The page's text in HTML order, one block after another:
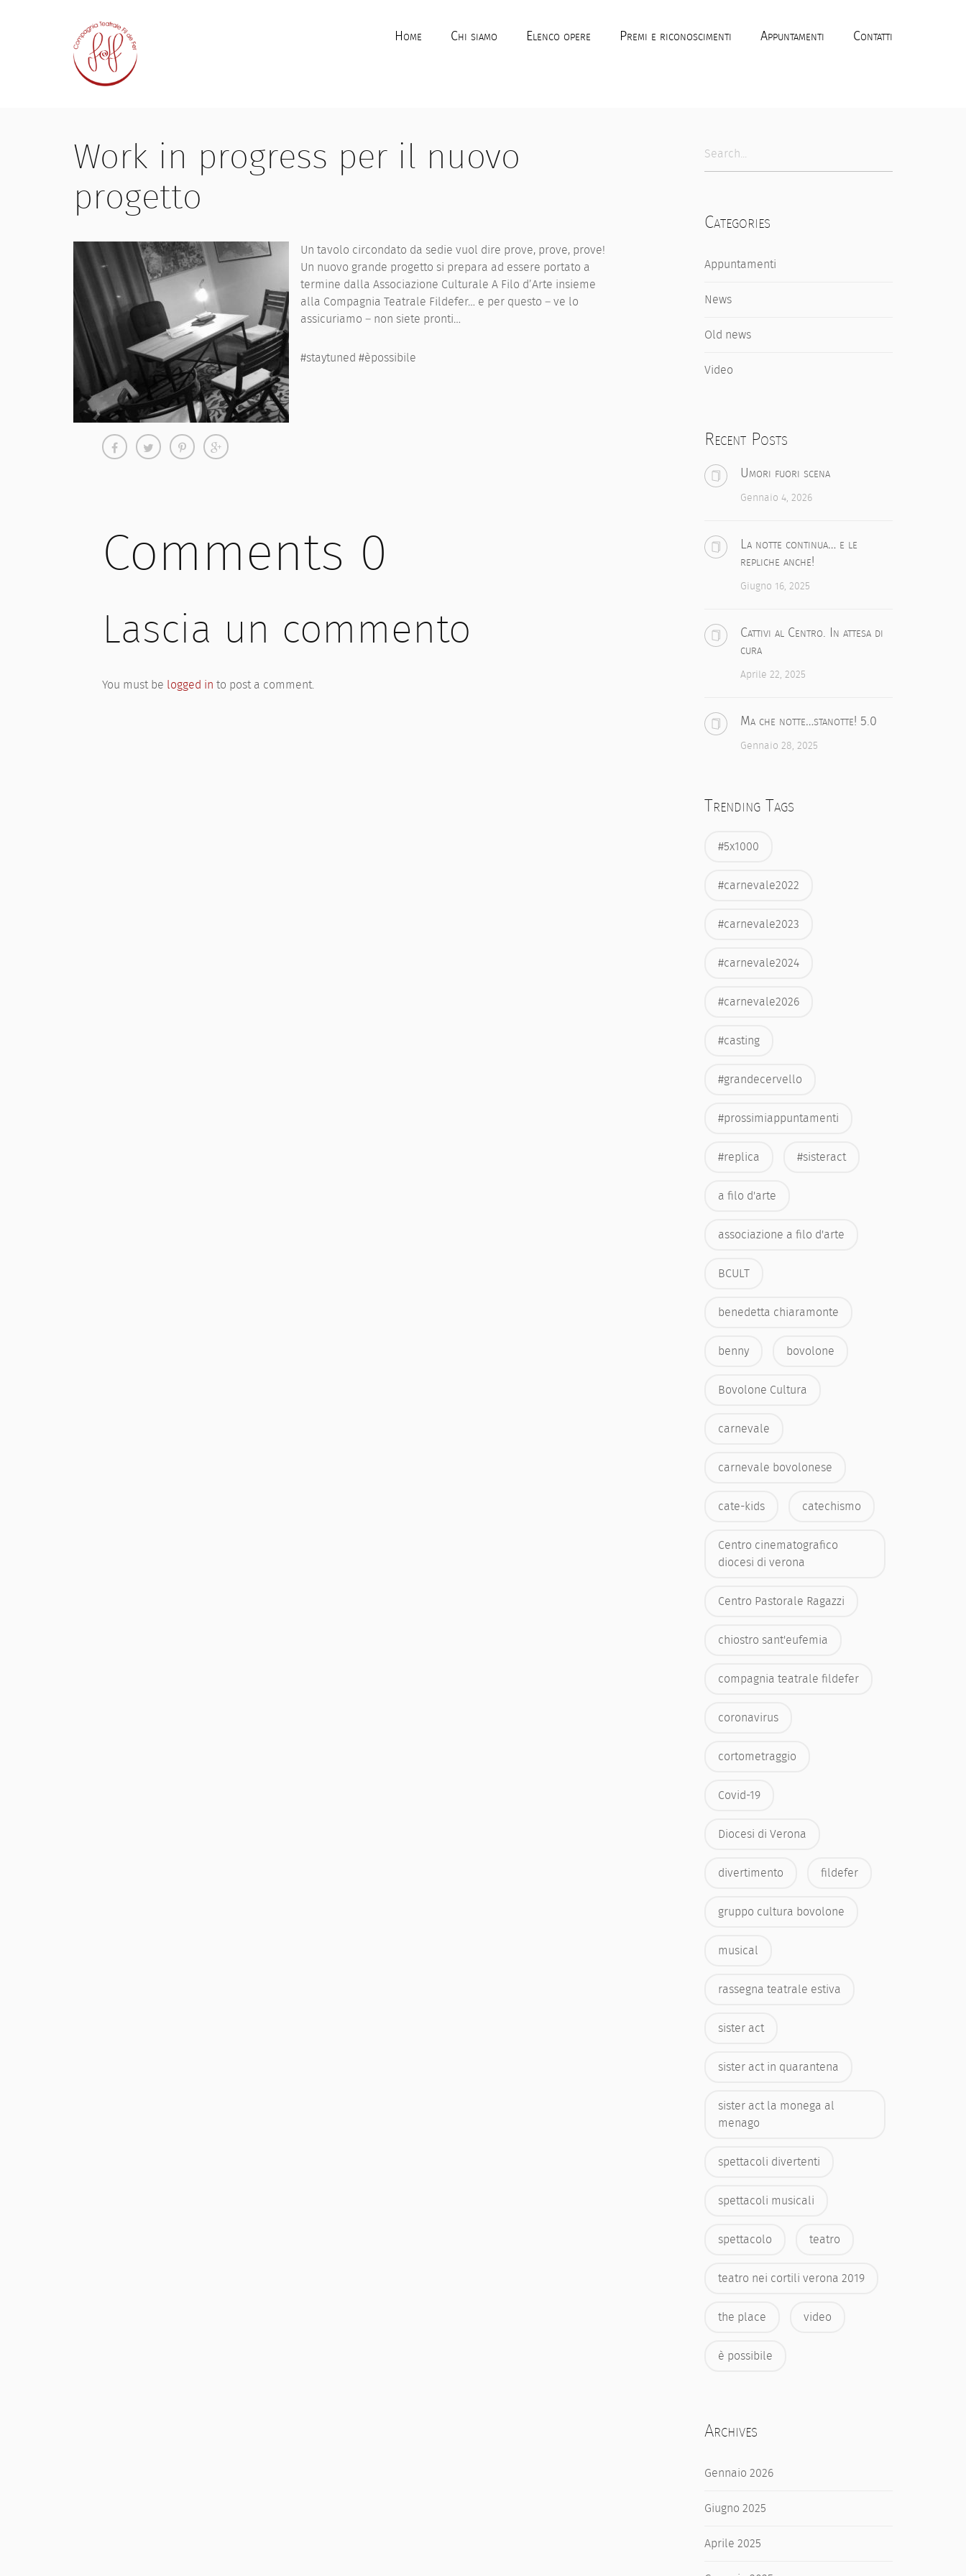
Home Chi siamo Elenco opere Premi e riconoscimenti Appuntamenti Contatti
Work in progress per il nuovo
progetto
Un tavolo circondato da sedie vuol dire prove, prove, prove!
Un nuovo grande progetto si prepara ad essere portato a
termine dalla Associazione Culturale A Filo d’Arte insieme
alla Compagnia Teatrale Fildefer… e per questo – ve lo
assicuriamo – non siete pronti…
#staytuned #èpossibile
Comments 0
Lascia un commento
You must be logged in to post a comment.
Categories
Appuntamenti
News
Old news
Video
Recent Posts
Umori fuori scena
Gennaio 4, 2026
La notte continua… e le
repliche anche!
Giugno 16, 2025
Cattivi al Centro. In attesa di
cura
Aprile 22, 2025
Ma che notte…stanotte! 5.0
Gennaio 28, 2025
Trending Tags
#5x1000
#carnevale2022
#carnevale2023
#carnevale2024
#carnevale2026
#casting
#grandecervello
#prossimiappuntamenti
#replica #sisteract
a filo d'arte
associazione a filo d'arte
BCULT
benedetta chiaramonte
benny bovolone
Bovolone Cultura
carnevale
carnevale bovolonese
cate-kids catechismo
Centro cinematografico
diocesi di verona
Centro Pastorale Ragazzi
chiostro sant'eufemia
compagnia teatrale fildefer
coronavirus
cortometraggio
Covid-19
Diocesi di Verona
divertimento fildefer
gruppo cultura bovolone
musical
rassegna teatrale estiva
sister act
sister act in quarantena
sister act la monega al
menago
spettacoli divertenti
spettacoli musicali
spettacolo teatro
teatro nei cortili verona 2019
the place video
è possibile
Archives
Gennaio 2026
Giugno 2025
Aprile 2025